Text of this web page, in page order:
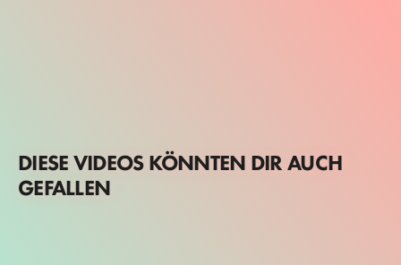
DIESE VIDEOS KÖNNTEN DIR AUCH
GEFALLEN